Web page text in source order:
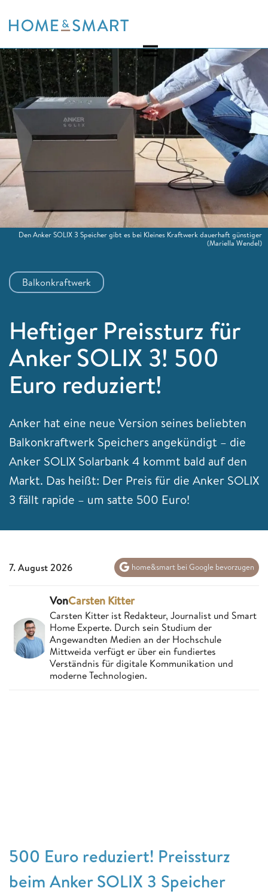
to
Balkonkraftwerk
Heftiger Preissturz für
Anker SOLIX 3! 500
Euro reduziert!
Anker hat eine neue Version seines beliebten
Balkonkraftwerk Speichers angekündigt – die
Anker SOLIX Solarbank 4 kommt bald auf den
Markt. Das heißt: Der Preis für die Anker SOLIX
3 fällt rapide – um satte 500 Euro!
Den Anker SOLIX 3 Speicher gibt es bei Kleines Kraftwerk dauerhaft günstiger
(Mariella Wendel)
7. August 2026 home&smart bei Google bevorzugen
VonCarsten Kitter
Carsten Kitter ist Redakteur, Journalist und Smart
Home Experte. Durch sein Studium der
Angewandten Medien an der Hochschule
Mittweida verfügt er über ein fundiertes
Verständnis für digitale Kommunikation und
moderne Technologien.
500 Euro reduziert! Preissturz
beim Anker SOLIX 3 Speicher